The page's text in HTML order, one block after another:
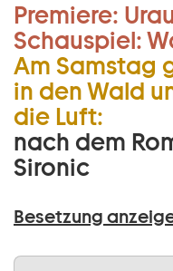
Premiere:
Schauspiel:
Am Samstag
in den Wald
die Luft:
nach dem
Sironic
Besetzung